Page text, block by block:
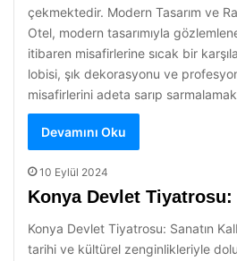
çekmektedir. Modern Tasarım ve
Otel, modern tasarımıyla
itibaren misafirlerine sıcak bir
lobisi, şık dekorasyonu ve
misafirlerini adeta sarıp
Devamını Oku
10 Eylül 2024
Konya Devlet Tiyatrosu:
Konya Devlet Tiyatrosu: Sanatın
tarihi ve kültürel zenginlikleriyle